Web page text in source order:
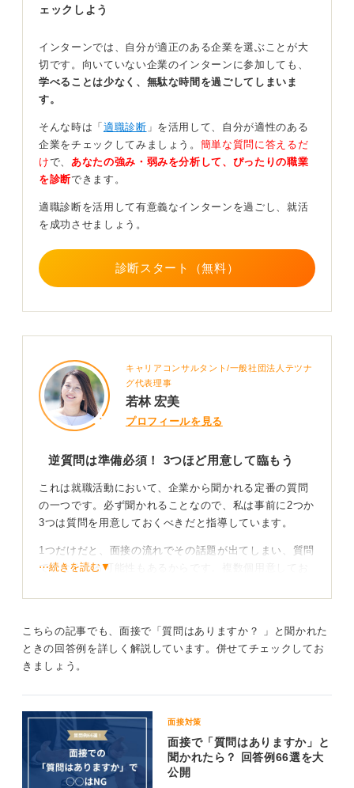
逆質問が難しい人は質問リストを活用してみよう
その場で逆質問をするのが難しい人は質問リストを事前
に送るのも一つの方法です。質問リストを事前に送らな
かったからといって失礼にはあたりませんが、聞きたい
ことがあれば遠慮せず聞いてみましょう。
「こんなことを聞いて良いのだろうか」と緊張するかも
しれませんが、それで縁がなくなるということはないた
め、気にせず聞きたいことを聞いてください。
自由に話せなくなるケースも考えられるので、その点は
留意しておくと良いですね。本当に気になったら送る、
悔よりはやった後悔の方が良いとも言います。
関心のある企業であれば、自然と質問は出てくるはずで
が、後から質問が出てくる可能性も示唆できます。
0
ェックしよう
インターンでは、自分が適正のある企業を選ぶことが大
切です。向いていない企業のインターンに参加しても、
学べることは少なく、無駄な時間を過ごしてしまいま
す。
そんな時は「 適職診断 」を活用して、自分が適性のある
企業をチェックしてみましょう。 簡単な質問に答えるだ
けで、 あなたの強み・弱みを分析して、ぴったりの職業
を診断できます。
適職診断を活用して有意義なインターンを過ごし、就活
を成功させましょう。
診断スタート（無料）
キャリアコンサルタント/一般社団法人テツナ
グ代表理事
若林 宏美
プロフィールを見る
逆質問は準備必須！ 3つほど用意して臨もう
これは就職活動において、企業から聞かれる定番の質問
の一つです。必ず聞かれることなので、私は事前に2つか
3つは質問を用意しておくべきだと指導しています。
1つだけだと、面接の流れでその話題が出てしまい、質問
できなくなる可能性もあるからです。複数個用意してお
してみよう！
まったり、どうしても質問が思いつかなかったりした場
合は、「質問はありませんが、先ほど言いそびれてしま
った自己PRの補足をさせてください」といった形で、最
後のPRの機会として活用するのはありだと思います。
何も言わずに「ありません」とだけ答えるのは、面接官
⋯続きを読む▼
こちらの記事でも、面接で「質問はありますか？ 」と聞かれた
ときの回答例を詳しく解説しています。併せてチェックしてお
きましょう。
面接対策
面接で「質問はありますか」と
聞かれたら？ 回答例66選を大
公開